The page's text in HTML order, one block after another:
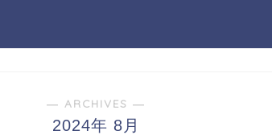
― ARCHIVES ―
2024年 8月